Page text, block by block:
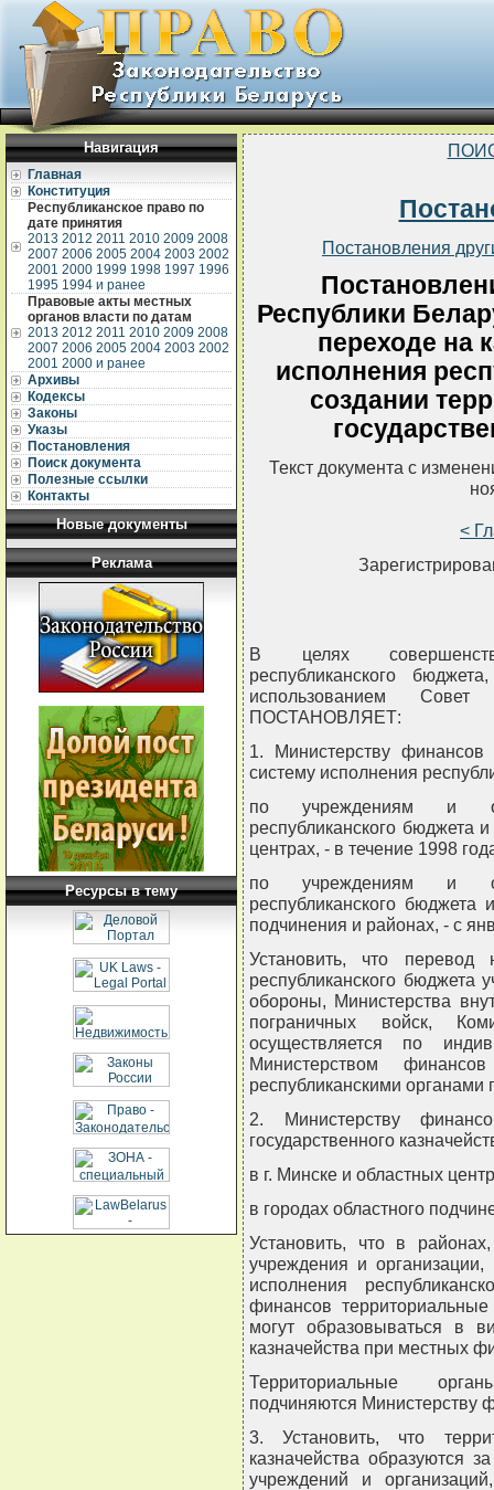
Навигация
Главная
Конституция
Республиканское право по
дате принятия
2013 2012 2011 2010 2009 2008
2007 2006 2005 2004 2003 2002
2001 2000 1999 1998 1997 1996
1995 1994 и ранее
Правовые акты местных
органов власти по датам
2013 2012 2011 2010 2009 2008
2007 2006 2005 2004 2003 2002
2001 2000 и ранее
Архивы
Кодексы
Законы
Указы
Постановления
Поиск документа
Полезные ссылки
Контакты
Новые документы
Реклама
Ресурсы в тему
Постановления
Республики
переходе на
исполнения
создании
Текст документа с
<
В целях
республиканского
использованием
ПОСТАНОВЛЯЕТ:
1. Министерству финансов
систему исполнения
по учреждениям и
республиканского бюджета
центрах, - в течение 1998
по учреждениям и
республиканского
подчинения и районах, - с
Установить, что перевод
республиканского бюджета
обороны, Министерства
пограничных войск,
осуществляется по
Министерством
республиканскими органами
2. Министерству
государственного
в г. Минске и областных
в городах областного
Установить, что в
учреждения и
исполнения
финансов территориальные
могут образовываться в
казначейства при местных
Территориальные
подчиняются Министерству
3. Установить, что
казначейства образуются
учреждений и